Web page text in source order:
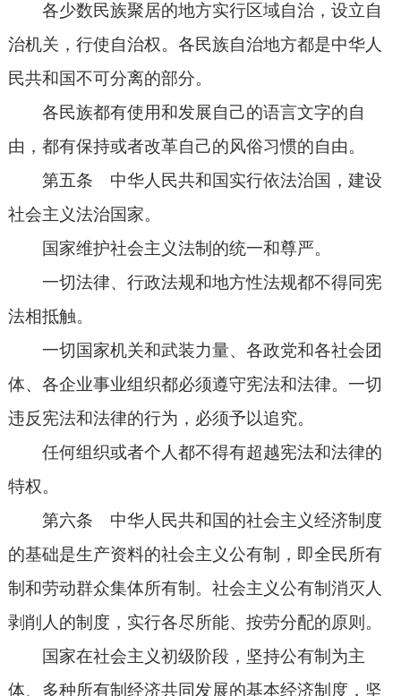
各少数民族聚居的地方实行区域自治，设立自
治机关，行使自治权。各民族自治地方都是中华人
民共和国不可分离的部分。
各民族都有使用和发展自己的语言文字的自
由，都有保持或者改革自己的风俗习惯的自由。
第五条 中华人民共和国实行依法治国，建设
社会主义法治国家。
国家维护社会主义法制的统一和尊严。
一切法律、行政法规和地方性法规都不得同宪
法相抵触。
一切国家机关和武装力量、各政党和各社会团
体、各企业事业组织都必须遵守宪法和法律。一切
违反宪法和法律的行为，必须予以追究。
任何组织或者个人都不得有超越宪法和法律的
特权。
第六条 中华人民共和国的社会主义经济制度
的基础是生产资料的社会主义公有制，即全民所有
制和劳动群众集体所有制。社会主义公有制消灭人
剥削人的制度，实行各尽所能、按劳分配的原则。
国家在社会主义初级阶段，坚持公有制为主
体、多种所有制经济共同发展的基本经济制度，坚